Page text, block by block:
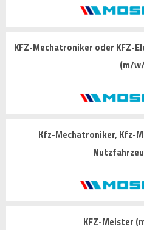
KFZ-Mechatroniker oder KFZ-
(m/
Kfz-Mechatroniker, Kfz-
KFZ-Meister